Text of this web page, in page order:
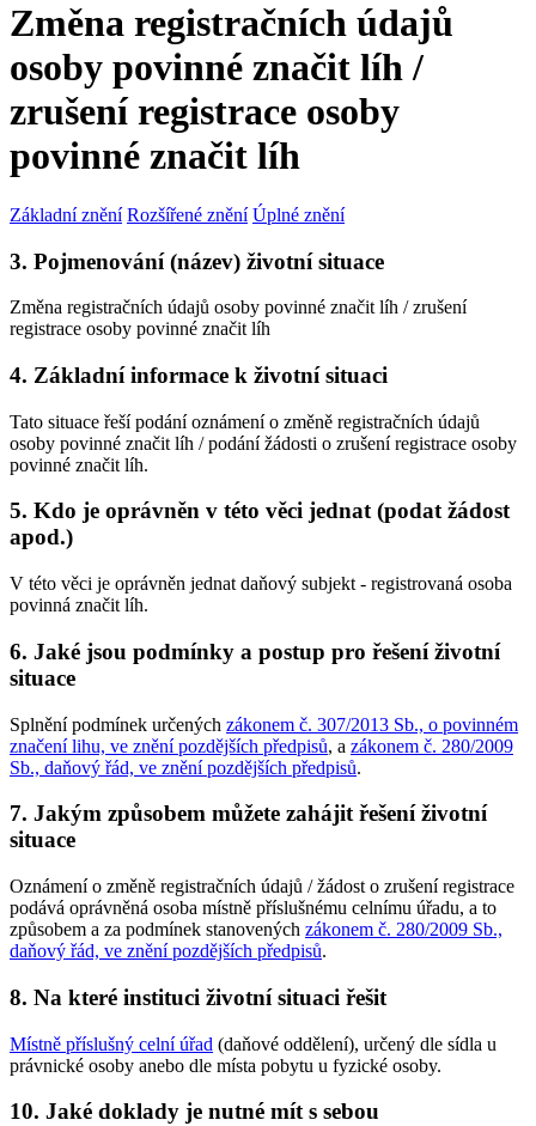
Změna registračních údajů
osoby povinné značit líh /
zrušení registrace osoby
povinné značit líh
Základní znění Rozšířené znění Úplné znění
3. Pojmenování (název) životní situace
Změna registračních údajů osoby povinné značit líh / zrušení
registrace osoby povinné značit líh
4. Základní informace k životní situaci
Tato situace řeší podání oznámení o změně registračních údajů
osoby povinné značit líh / podání žádosti o zrušení registrace osoby
povinné značit líh.
5. Kdo je oprávněn v této věci jednat (podat žádost
apod.)
V této věci je oprávněn jednat daňový subjekt - registrovaná osoba
povinná značit líh.
6. Jaké jsou podmínky a postup pro řešení životní
situace
Splnění podmínek určených zákonem č. 307/2013 Sb., o povinném
značení lihu, ve znění pozdějších předpisů, a zákonem č. 280/2009
Sb., daňový řád, ve znění pozdějších předpisů.
7. Jakým způsobem můžete zahájit řešení životní
situace
Oznámení o změně registračních údajů / žádost o zrušení registrace
podává oprávněná osoba místně příslušnému celnímu úřadu, a to
způsobem a za podmínek stanovených zákonem č. 280/2009 Sb.,
daňový řád, ve znění pozdějších předpisů.
8. Na které instituci životní situaci řešit
Místně příslušný celní úřad (daňové oddělení), určený dle sídla u
právnické osoby anebo dle místa pobytu u fyzické osoby.
10. Jaké doklady je nutné mít s sebou